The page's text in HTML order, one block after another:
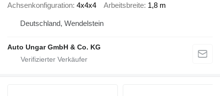
Achsenkonfiguration 4x4x4 Arbeitsbreite 1,8 m
Deutschland, Wendelstein
Auto Ungar GmbH & Co. KG